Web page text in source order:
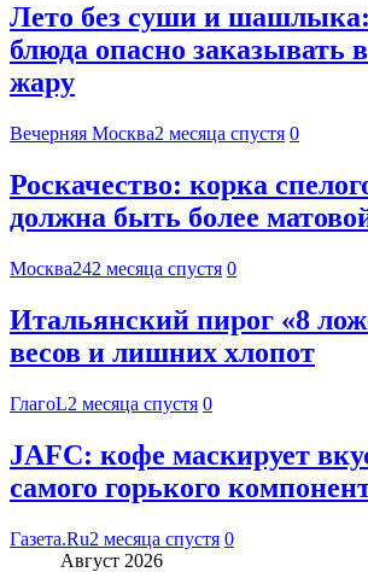
Лето без суши и
блюда опасно заказывать
жару
Вечерняя Москва2 месяца спустя 0
Роскачество: корка
должна быть более
Москва242 месяца спустя 0
Итальянский пирог «8
весов и лишних хлопот
ГлагоL2 месяца спустя 0
JAFC: кофе маскирует
самого горького
Газета.Ru2 месяца спустя 0
Август 2026